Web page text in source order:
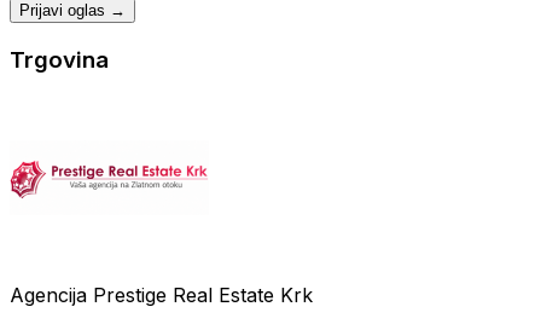
Prijavi oglas →
Trgovina
Agencija Prestige Real Estate Krk